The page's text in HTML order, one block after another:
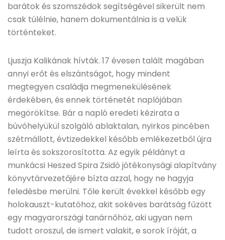
barátok és szomszédok segítségével sikerült nem
csak túlélnie, hanem dokumentálnia is a velük
történteket.
Ljuszja Kalikának hívták. 17 évesen talált magában
annyi erőt és elszántságot, hogy mindent
megtegyen családja megmenekülésének
érdekében, és ennek történetét naplójában
megörökítse. Bár a napló eredeti kézirata a
búvóhelyükül szolgáló ablaktalan, nyirkos pincében
szétmállott, évtizedekkel később emlékezetből újra
leírta és sokszorosította. Az egyik példányt a
munkácsi Heszed Spira Zsidó jótékonysági alapítvány
könyvtárvezetőjére bízta azzal, hogy ne hagyja
feledésbe merülni. Tőle került évekkel később egy
holokauszt-kutatóhoz, akit sokéves barátság fűzött
egy magyarországi tanárnőhöz, aki ugyan nem
tudott oroszul, de ismert valakit, e sorok íróját, a